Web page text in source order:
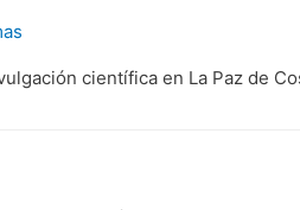
científica en La Paz de